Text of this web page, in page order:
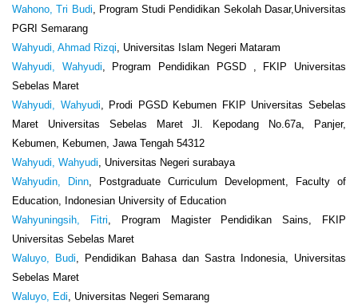
Wahono, Tri Budi, Program Studi Pendidikan Sekolah Dasar,Universitas
PGRI Semarang
Wahyudi, Ahmad Rizqi, Universitas Islam Negeri Mataram
Wahyudi, Wahyudi, Program Pendidikan PGSD , FKIP Universitas
Sebelas Maret
Wahyudi, Wahyudi, Prodi PGSD Kebumen FKIP Universitas Sebelas
Maret Universitas Sebelas Maret Jl. Kepodang No.67a, Panjer,
Kebumen, Kebumen, Jawa Tengah 54312
Wahyudi, Wahyudi, Universitas Negeri surabaya
Wahyudin, Dinn, Postgraduate Curriculum Development, Faculty of
Education, Indonesian University of Education
Wahyuningsih, Fitri, Program Magister Pendidikan Sains, FKIP
Universitas Sebelas Maret
Waluyo, Budi, Pendidikan Bahasa dan Sastra Indonesia, Universitas
Sebelas Maret
Waluyo, Edi, Universitas Negeri Semarang